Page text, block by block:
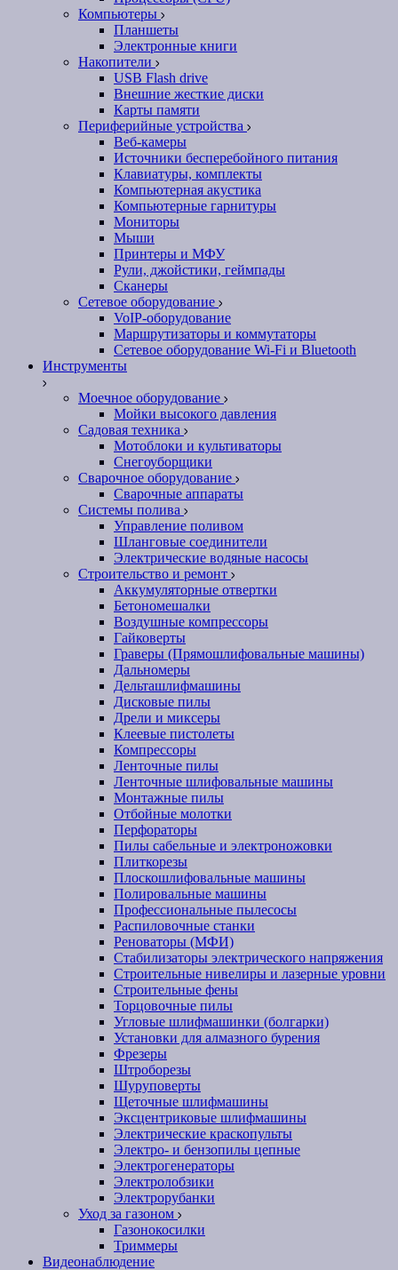
Компьютеры
Планшеты
Электронные книги
Накопители
USB Flash drive
Внешние жесткие диски
Карты памяти
Периферийные устройства
Веб-камеры
Источники бесперебойного питания
Клавиатуры, комплекты
Компьютерная акустика
Компьютерные гарнитуры
Мониторы
Мыши
Принтеры и МФУ
Рули, джойстики, геймпады
Сканеры
Сетевое оборудование
VoIP-оборудование
Маршрутизаторы и коммутаторы
Сетевое оборудование Wi-Fi и Bluetooth
Инструменты
Моечное оборудование
Мойки высокого давления
Садовая техника
Мотоблоки и культиваторы
Снегоуборщики
Сварочное оборудование
Сварочные аппараты
Системы полива
Управление поливом
Шланговые соединители
Электрические водяные насосы
Строительство и ремонт
Аккумуляторные отвертки
Бетономешалки
Воздушные компрессоры
Гайковерты
Граверы (Прямошлифовальные машины)
Дальномеры
Дельташлифмашины
Дисковые пилы
Дрели и миксеры
Клеевые пистолеты
Компрессоры
Ленточные пилы
Ленточные шлифовальные машины
Монтажные пилы
Отбойные молотки
Перфораторы
Пилы сабельные и электроножовки
Плиткорезы
Плоскошлифовальные машины
Полировальные машины
Профессиональные пылесосы
Распиловочные станки
Реноваторы (МФИ)
Стабилизаторы электрического напряжения
Строительные нивелиры и лазерные уровни
Строительные фены
Торцовочные пилы
Угловые шлифмашинки (болгарки)
Установки для алмазного бурения
Фрезеры
Штроборезы
Шуруповерты
Щеточные шлифмашины
Эксцентриковые шлифмашины
Электрические краскопульты
Электро- и бензопилы цепные
Электрогенераторы
Электролобзики
Электрорубанки
Уход за газоном
Газонокосилки
Триммеры
Видеонаблюдение